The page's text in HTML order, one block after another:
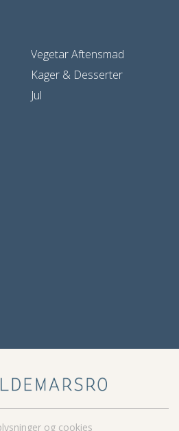
Vegetar Aftensmad
Kager & Desserter
Jul
og cookies